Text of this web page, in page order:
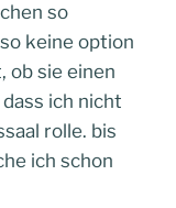
so
keine option
ob sie einen
ich nicht
rolle. bis
ich schon